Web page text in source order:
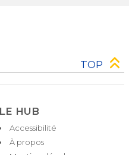
TOP
LE HUB
Accessibilité
À propos